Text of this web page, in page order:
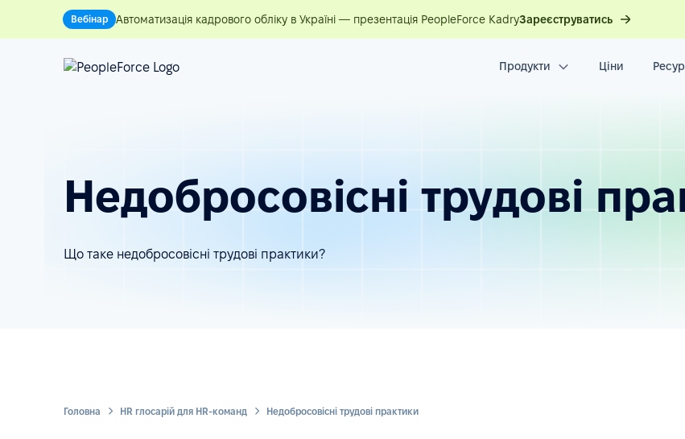
Вебінар Автоматизація кадрового обліку в Україні — презентація PeopleForce KadryЗареєструватись
Продукти Ціни
Недобросовісні трудові
Що таке недобросовісні трудові практики?
Головна HR глосарій для HR-команд Недобросовісні трудові практики